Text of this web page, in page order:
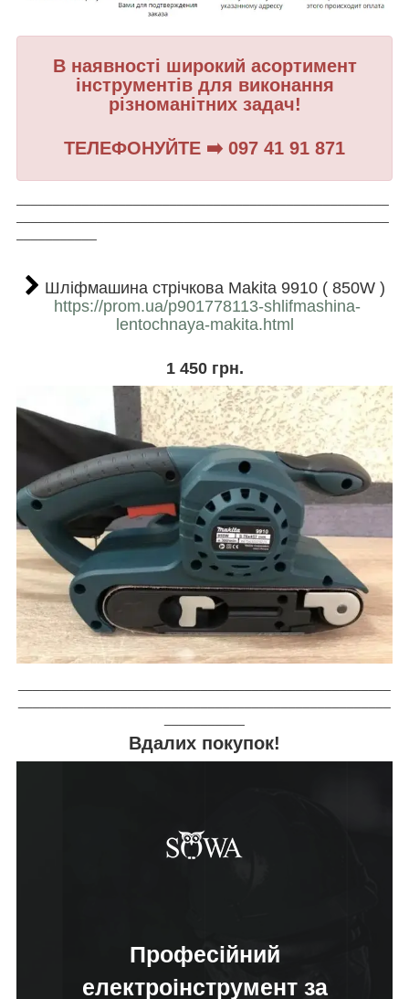
В наявності широкий асортимент
інструментів для виконання
різноманітних задач!
ТЕЛЕФОНУЙТЕ ➡️ 097 41 91 871
Шліфмашина стрічкова Makita 9910 ( 850W )
https://prom.ua/p901778113-shlifmashina-
lentochnaya-makita.html
1 450 грн.
Вдалих покупок!
Професійний
електроінструмент за